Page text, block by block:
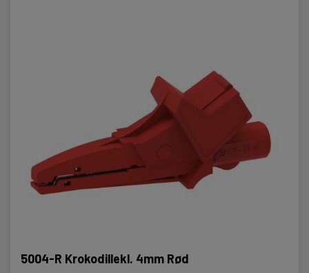
5004-R Krokodillekl. 4mm Rød